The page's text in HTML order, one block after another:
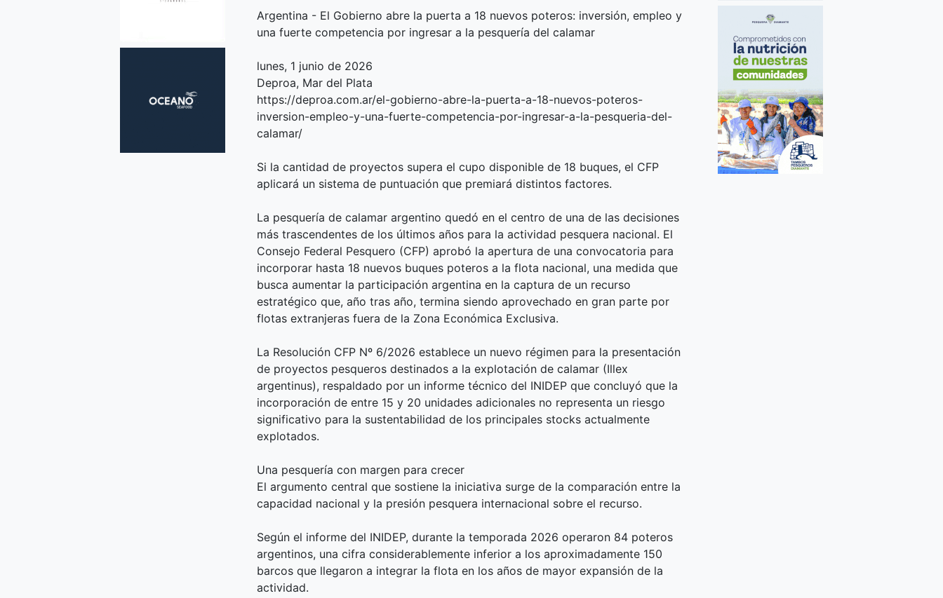
Argentina - El Gobierno abre la puerta a 18 nuevos poteros: inversión, empleo y
una fuerte competencia por ingresar a la pesquería del calamar
lunes, 1 junio de 2026
Deproa, Mar del Plata
https://deproa.com.ar/el-gobierno-abre-la-puerta-a-18-nuevos-poteros-
inversion-empleo-y-una-fuerte-competencia-por-ingresar-a-la-pesqueria-del-
calamar/
Si la cantidad de proyectos supera el cupo disponible de 18 buques, el CFP
aplicará un sistema de puntuación que premiará distintos factores.
La pesquería de calamar argentino quedó en el centro de una de las decisiones
más trascendentes de los últimos años para la actividad pesquera nacional. El
Consejo Federal Pesquero (CFP) aprobó la apertura de una convocatoria para
incorporar hasta 18 nuevos buques poteros a la flota nacional, una medida que
busca aumentar la participación argentina en la captura de un recurso
estratégico que, año tras año, termina siendo aprovechado en gran parte por
flotas extranjeras fuera de la Zona Económica Exclusiva.
La Resolución CFP Nº 6/2026 establece un nuevo régimen para la presentación
de proyectos pesqueros destinados a la explotación de calamar (Illex
argentinus), respaldado por un informe técnico del INIDEP que concluyó que la
incorporación de entre 15 y 20 unidades adicionales no representa un riesgo
significativo para la sustentabilidad de los principales stocks actualmente
explotados.
Una pesquería con margen para crecer
El argumento central que sostiene la iniciativa surge de la comparación entre la
capacidad nacional y la presión pesquera internacional sobre el recurso.
Según el informe del INIDEP, durante la temporada 2026 operaron 84 poteros
argentinos, una cifra considerablemente inferior a los aproximadamente 150
barcos que llegaron a integrar la flota en los años de mayor expansión de la
actividad.